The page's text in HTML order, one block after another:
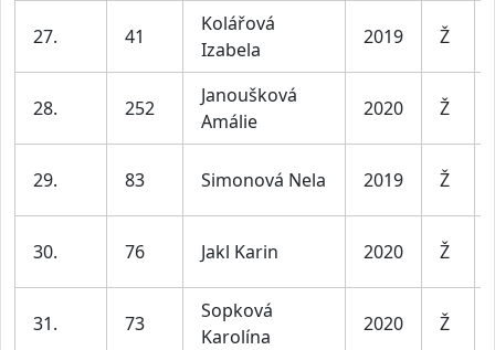
27. 41
Kolářová
Izabela
2019 Ž
28. 252
Janoušková
Amálie
2020 Ž
29. 83 Simonová Nela 2019 Ž
30. 76 Jakl Karin 2020 Ž
31. 73
Sopková
Karolína
2020 Ž